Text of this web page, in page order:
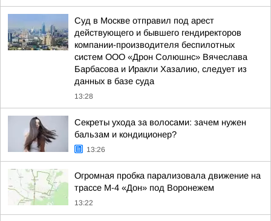
Суд в Москве отправил под арест
действующего и бывшего гендиректоров
компании-производителя беспилотных
систем ООО «Дрон Солюшнс» Вячеслава
Барбасова и Иракли Хазалию, следует из
данных в базе суда
13:28
Секреты ухода за волосами: зачем нужен
бальзам и кондиционер?
13:26
Огромная пробка парализовала движение на
трассе М-4 «Дон» под Воронежем
13:22